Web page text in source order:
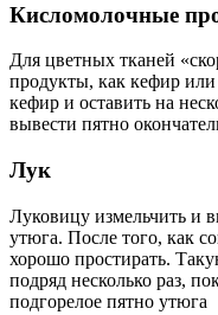
Кисломолочные
Для цветных тканей
продукты, как кефир
кефир и оставить на
вывести пятно
Лук
Луковицу измельчить и
утюга. После того, как
хорошо простирать.
подряд несколько раз,
подгорелое пятно утюга